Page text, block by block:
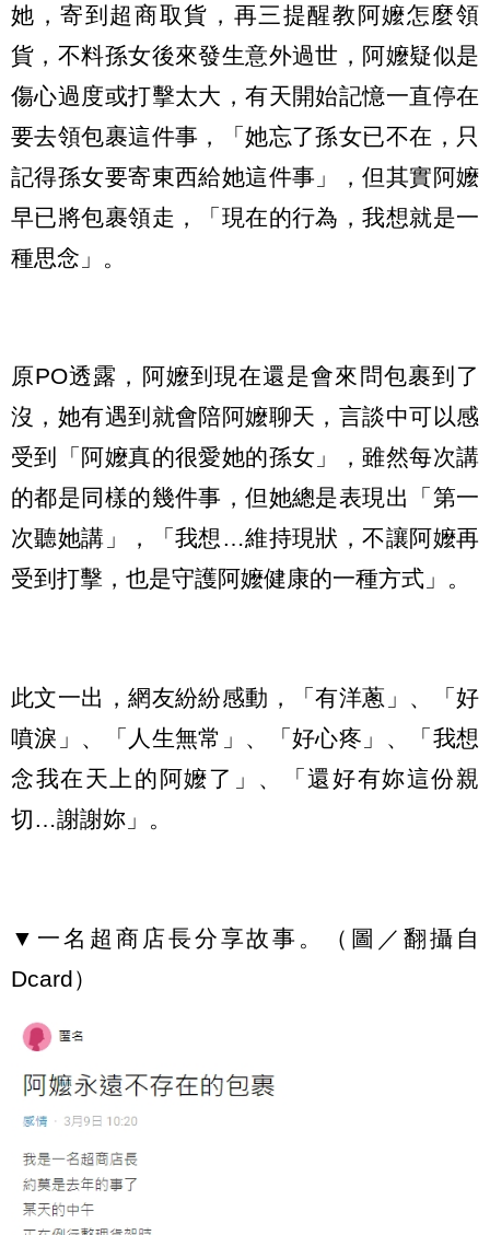
她，寄到超商取貨，再三提醒教阿嬤怎麼領
貨，不料孫女後來發生意外過世，阿嬤疑似是
傷心過度或打擊太大，有天開始記憶一直停在
要去領包裹這件事，「她忘了孫女已不在，只
記得孫女要寄東西給她這件事」，但其實阿嬤
早已將包裹領走，「現在的行為，我想就是一
種思念」。
原PO透露，阿嬤到現在還是會來問包裹到了
沒，她有遇到就會陪阿嬤聊天，言談中可以感
受到「阿嬤真的很愛她的孫女」，雖然每次講
的都是同樣的幾件事，但她總是表現出「第一
次聽她講」，「我想…維持現狀，不讓阿嬤再
受到打擊，也是守護阿嬤健康的一種方式」。
此文一出，網友紛紛感動，「有洋蔥」、「好
噴淚」、「人生無常」、「好心疼」、「我想
念我在天上的阿嬤了」、「還好有妳這份親
切…謝謝妳」。
▼一名超商店長分享故事。（圖／翻攝自
Dcard）